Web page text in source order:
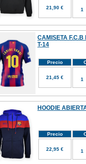
21,90 €
CAMISETA
T-14
Precio
21,45 €
HOODIE
Precio
22,95 €